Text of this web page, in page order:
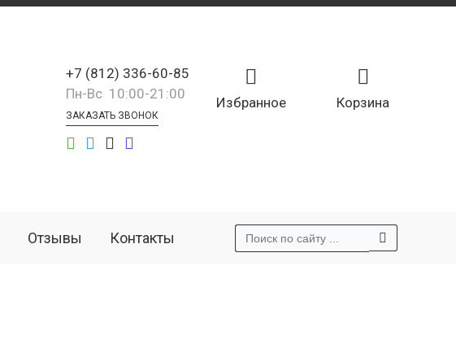
Корзина
Избранное
+7 (812) 336-60-85
Пн-Вс 10:00-21:00
ЗАКАЗАТЬ ЗВОНОК
Отзывы Контакты